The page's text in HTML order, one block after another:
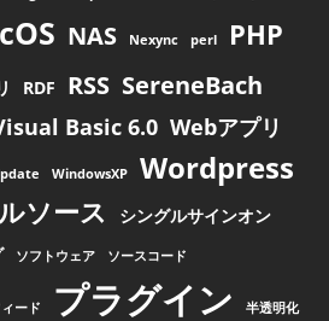
NAS Nexync perl PHP
RDF RSS SereneBach
Basic 6.0 Webアプリ
WindowsXP Wordpress
ソース シングルサインオン
ソフトウェア ソースコード
ード プラグイン 半透明化